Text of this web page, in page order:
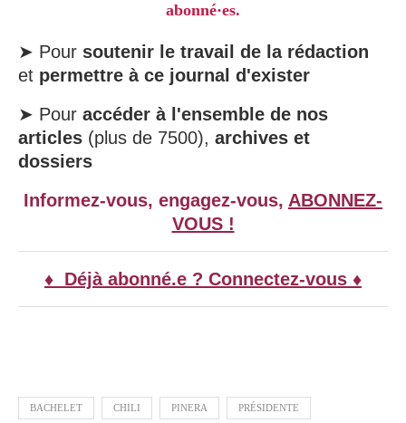
abonné·es.
➤ Pour soutenir le travail de la rédaction
et permettre à ce journal d'exister
➤ Pour accéder à l'ensemble de nos
articles (plus de 7500), archives et
dossiers
Informez-vous, engagez-vous, ABONNEZ-
VOUS !
♦ Déjà abonné.e ? Connectez-vous ♦
BACHELET CHILI PINERA PRÉSIDENTE